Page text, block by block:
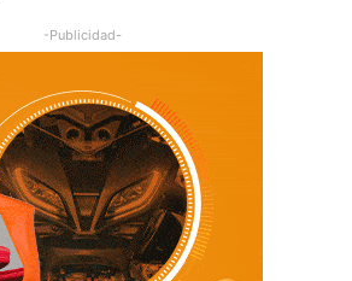
-Publicidad-